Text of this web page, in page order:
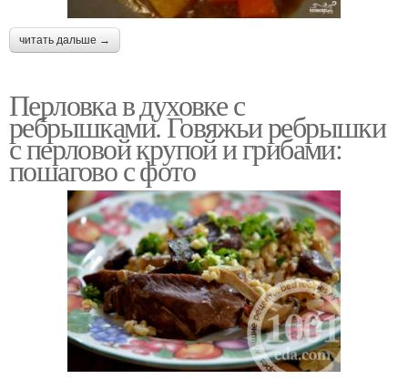
читать дальше →
Перловка в духовке с
ребрышками. Говяжьи ребрышки
с перловой крупой и грибами:
пошагово с фото